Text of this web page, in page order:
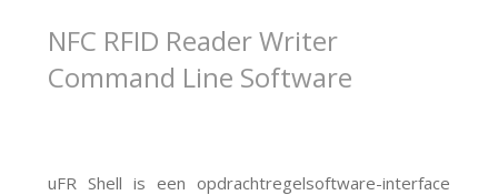
NFC RFID Reader Writer
Command Line Software
uFR Shell is een opdrachtregelsoftware-interface